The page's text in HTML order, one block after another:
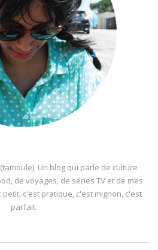
Un blog qui parle de culture
de voyages, de séries TV et de mes
c'est pratique, c'est mignon, c'est
parfait.